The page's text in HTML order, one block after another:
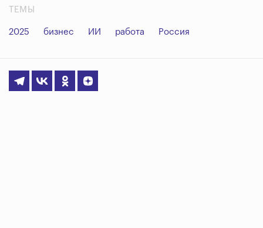
ТЕМЫ
2025 бизнес ИИ работа Россия